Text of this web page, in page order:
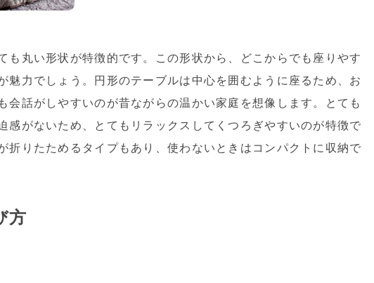
も丸い形状が特徴的です。この形状から、どこからでも座りやす
魅力でしょう。円形のテーブルは中心を囲むように座るため、お
会話がしやすいのが昔ながらの温かい家庭を想像します。とても
感がないため、とてもリラックスしてくつろぎやすいのが特徴で
折りたためるタイプもあり、使わないときはコンパクトに収納で
方